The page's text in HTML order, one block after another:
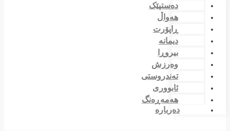
دەستپێک
هەواڵ
ڕاپۆرت
دیمانە
بیروڕا
وەرزش
تەندروستی
ئابووری
هەمەڕەنگ
دەربارە